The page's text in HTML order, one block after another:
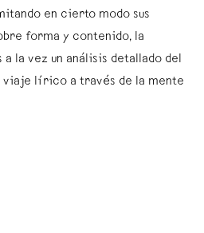
en cierto modo sus
forma y contenido, la
la vez un análisis detallado del
viaje lírico a través de la mente